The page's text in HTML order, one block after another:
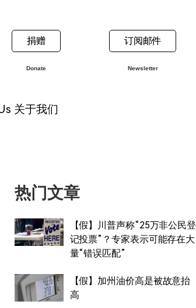
捐赠
Donate
订阅邮件
Newsletter
关于我们
热门文章
【假】川普声称“25万非公民登
记投票”？专家表示可能存在大
量“错误匹配”
【假】加州油价高是被故意抬
高